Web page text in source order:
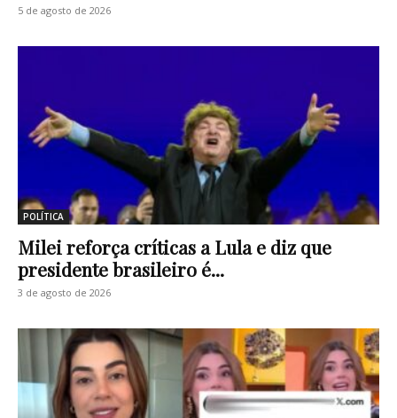
5 de agosto de 2026
POLÍTICA
Milei reforça críticas a Lula e diz que
presidente brasileiro é...
3 de agosto de 2026